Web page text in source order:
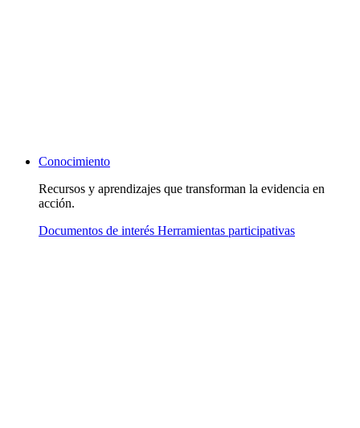
Conocimiento
Recursos y aprendizajes que transforman la evidencia en
acción.
Documentos de interés Herramientas participativas